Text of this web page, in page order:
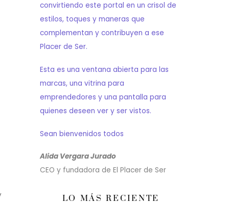
convirtiendo este portal en un crisol de
estilos, toques y maneras que
complementan y contribuyen a ese
Placer de Ser.
Esta es una ventana abierta para las
marcas, una vitrina para
emprendedores y una pantalla para
quienes deseen ver y ser vistos.
Sean bienvenidos todos
Alida Vergara Jurado
CEO y fundadora de El Placer de Ser
LO MÁS RECIENTE